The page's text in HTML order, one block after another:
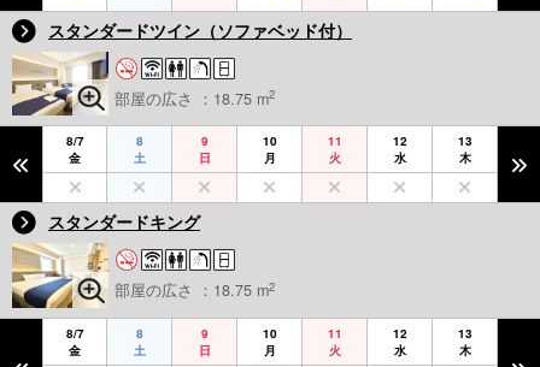
スタンダードツイン（ソファベッド付）
部屋の広さ ：18.75 m2
8/7
金
8
土
9
日
10
月
11
火
12
水
13
木
スタンダードキング
部屋の広さ ：18.75 m2
8/7
金
8
土
9
日
10
月
11
火
12
水
13
木